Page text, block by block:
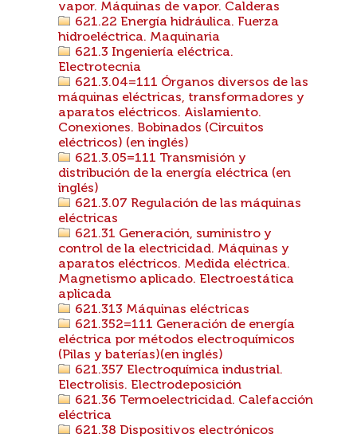
vapor. Máquinas de vapor. Calderas
621.22 Energía hidráulica. Fuerza
hidroeléctrica. Maquinaria
621.3 Ingeniería eléctrica.
Electrotecnia
621.3.04=111 Órganos diversos de las
máquinas eléctricas, transformadores y
aparatos eléctricos. Aislamiento.
Conexiones. Bobinados (Circuitos
eléctricos) (en inglés)
621.3.05=111 Transmisión y
distribución de la energía eléctrica (en
inglés)
621.3.07 Regulación de las máquinas
eléctricas
621.31 Generación, suministro y
control de la electricidad. Máquinas y
aparatos eléctricos. Medida eléctrica.
Magnetismo aplicado. Electroestática
aplicada
621.313 Máquinas eléctricas
621.352=111 Generación de energía
eléctrica por métodos electroquímicos
(Pilas y baterías)(en inglés)
621.357 Electroquímica industrial.
Electrolisis. Electrodeposición
621.36 Termoelectricidad. Calefacción
eléctrica
621.38 Dispositivos electrónicos